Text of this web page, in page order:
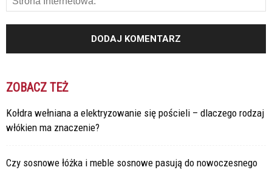
ZOBACZ TEŻ
Kołdra wełniana a elektryzowanie się pościeli – dlaczego rodzaj
włókien ma znaczenie?
Czy sosnowe łóżka i meble sosnowe pasują do nowoczesnego